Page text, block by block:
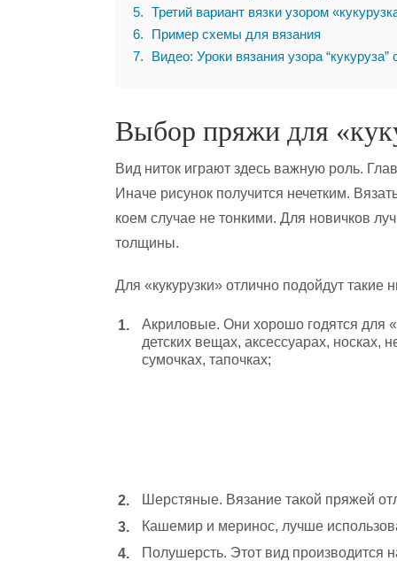
5
Третий вариант вязки узором
6
Пример схемы для вязания
7
Видео: Уроки вязания узора “кукуруза”
Выбор пряжи для
Вид ниток играют здесь важную роль.
Иначе рисунок получится нечетким.
коем случае не тонкими. Для новичков
толщины.
Для «кукурузки» отлично подойдут такие
Акриловые. Они хорошо годятся для
детских вещах, аксессуарах, носках,
сумочках, тапочках;
Шерстяные. Вязание такой пряжей
Кашемир и меринос, лучше
Полушерсть. Этот вид производится